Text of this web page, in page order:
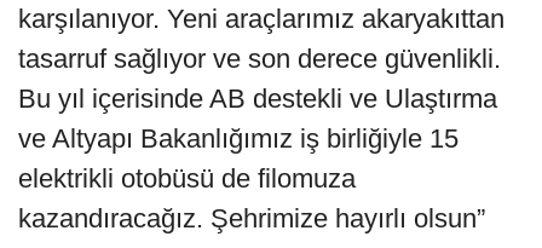
karşılanıyor. Yeni araçlarımız akaryakıttan
tasarruf sağlıyor ve son derece güvenlikli.
Bu yıl içerisinde AB destekli ve Ulaştırma
ve Altyapı Bakanlığımız iş birliğiyle 15
elektrikli otobüsü de filomuza
kazandıracağız. Şehrimize hayırlı olsun”